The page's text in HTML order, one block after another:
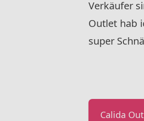
Verkäufer
Outlet hab
super
Calida